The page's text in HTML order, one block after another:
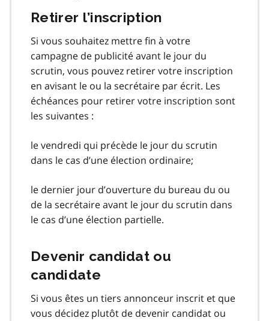
Retirer l’inscription
Si vous souhaitez mettre fin à votre
campagne de publicité avant le jour du
scrutin, vous pouvez retirer votre inscription
en avisant le ou la secrétaire par écrit. Les
échéances pour retirer votre inscription sont
les suivantes :
le vendredi qui précède le jour du scrutin
dans le cas d’une élection ordinaire;
le dernier jour d’ouverture du bureau du ou
de la secrétaire avant le jour du scrutin dans
le cas d’une élection partielle.
Devenir candidat ou
candidate
Si vous êtes un tiers annonceur inscrit et que
vous décidez plutôt de devenir candidat ou